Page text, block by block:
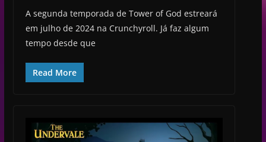
A segunda temporada de Tower of God estreará
em julho de 2024 na Crunchyroll. Já faz algum
tempo desde que
Read More